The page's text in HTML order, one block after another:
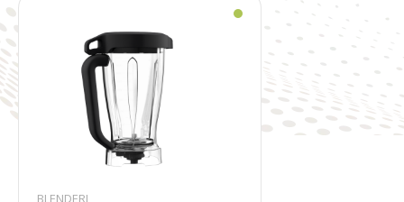
BLENDERI